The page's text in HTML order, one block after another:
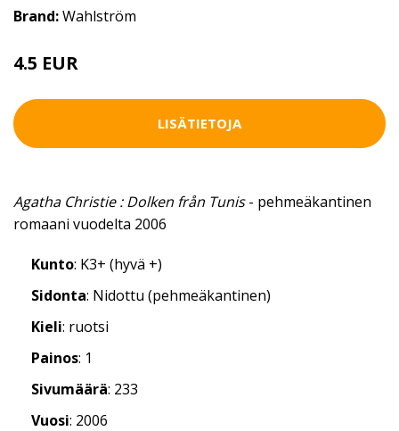
Brand:Wahlström
4.5 EUR
LISÄTIETOJA
Agatha Christie : Dolken från Tunis- pehmeäkantinen
romaani vuodelta 2006
Kunto: K3+ (hyvä +)
Sidonta: Nidottu (pehmeäkantinen)
Kieli: ruotsi
Painos: 1
Sivumäärä: 233
Vuosi: 2006